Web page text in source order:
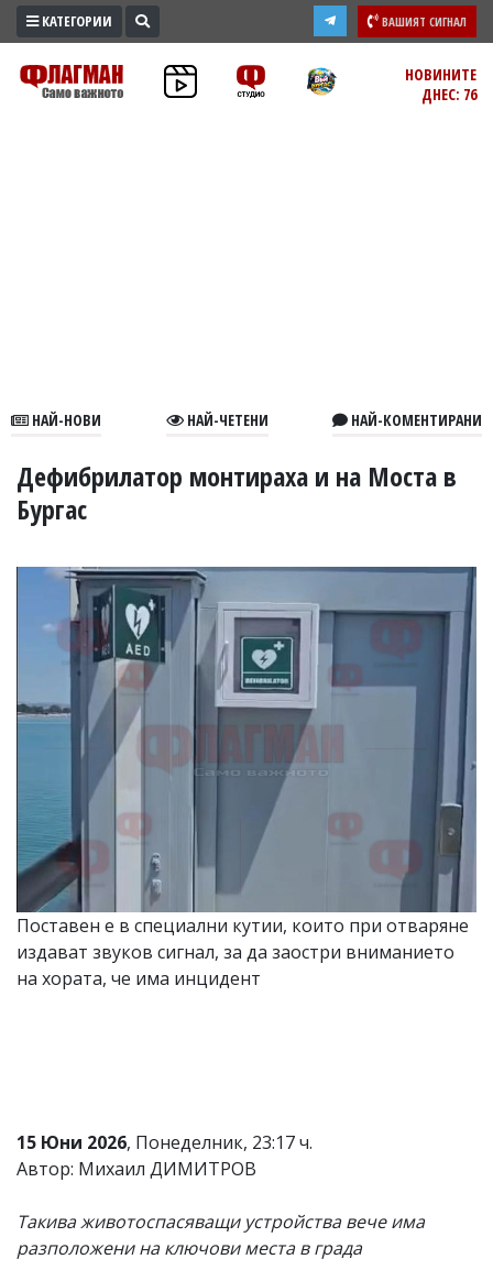
ПРОМО
ЗОНА
УКРАЙНА
СПОРТ
РАЗСЛЕДВАНЕ
Управители:
Веселин
v.vasilev@flagman.bg
еmail:
k.kassabova@flagman.bg
Главен
редактор:
Иван
Колев,
email:
редакцията
отговорност
за
КАТЕГОРИИ ВАШИЯТ СИГНАЛ
НОВИНИТЕ
ДНЕС: 76
НАЙ-НОВИ НАЙ-ЧЕТЕНИ НАЙ-КОМЕНТИРАНИ
Дефибрилатор монтираха и на Моста в
Бургас
Поставен е в специални кутии, които при отваряне
издават звуков сигнал, за да заостри вниманието
на хората, че има инцидент
15 Юни 2026, Понеделник, 23:17 ч.
Автор: Михаил ДИМИТРОВ
Такива животоспасяващи устройства вече има
разположени на ключови места в града